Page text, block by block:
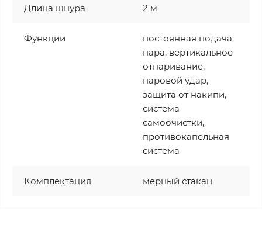
Длина шнура 2 м
Функции
постоянная подача
пара, вертикальное
отпаривание,
паровой удар,
защита от накипи,
система
самоочистки,
противокапельная
система
Комплектация мерный стакан